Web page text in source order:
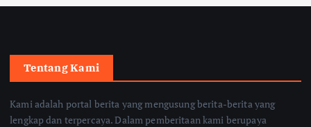
Tentang Kami
Kami adalah portal berita yang mengusung berita-berita yang
lengkap dan terpercaya. Dalam pemberitaan kami berupaya